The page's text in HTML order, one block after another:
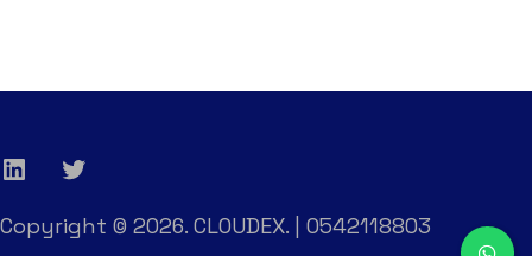
Copyright © 2026. CLOUDEX. | 0542118803
LinkedIn